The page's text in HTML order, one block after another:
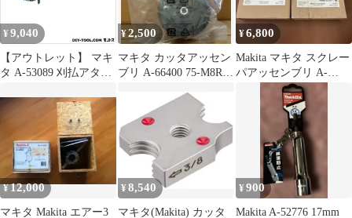
¥ 9,040
【アウトレット】 マキ
タ A-53089 刈払アタッ
¥2,500
マキタ カッタアッセン
ブリ A-66400 75-M8Rセ
¥6,800
Makita マキタ スクレー
パアッセンブリ A-
68155 2個セット
¥12,000
マキタ Makita エアー3
¥8,540
マキタ(Makita) カッタ
¥900
Makita A-52776 17mm